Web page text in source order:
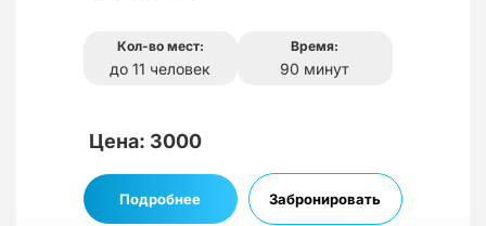
Кол-во мест:
до 11 человек
Время:
90 минут
Цена: 3000
Подробнее Забронировать